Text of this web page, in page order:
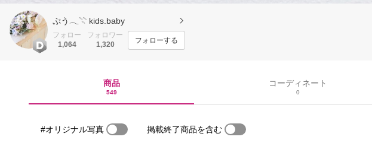
ぷう𓂃𓇢 kids.baby
フォロー
1,064
フォロワー
1,320
フォローする
商品
549
コーディネート
0
#オリジナル写真 掲載終了商品を含む